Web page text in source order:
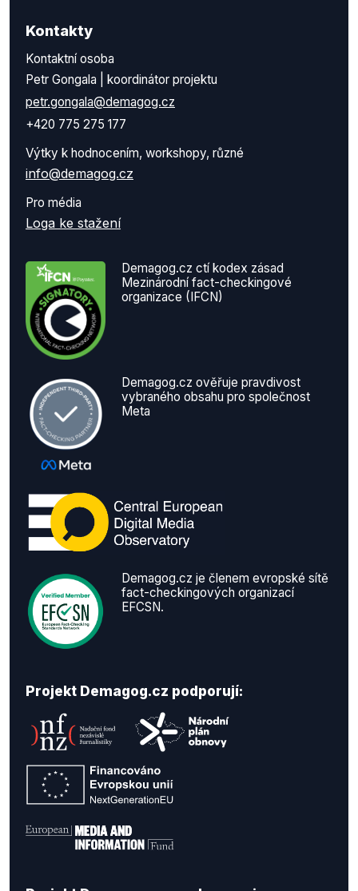
Kontakty
Kontaktní osoba
Petr Gongala | koordinátor projektu
petr.gongala@demagog.cz
+420 775 275 177
Výtky k hodnocením, workshopy, různé
info@demagog.cz
Pro média
Loga ke stažení
Demagog.cz ctí kodex zásad
Mezinárodní fact-checkingové
organizace (IFCN)
Demagog.cz ověřuje pravdivost
vybraného obsahu pro společnost
Meta
Demagog.cz je členem evropské sítě
fact-checkingových organizací
EFCSN.
Projekt Demagog.cz podporují: